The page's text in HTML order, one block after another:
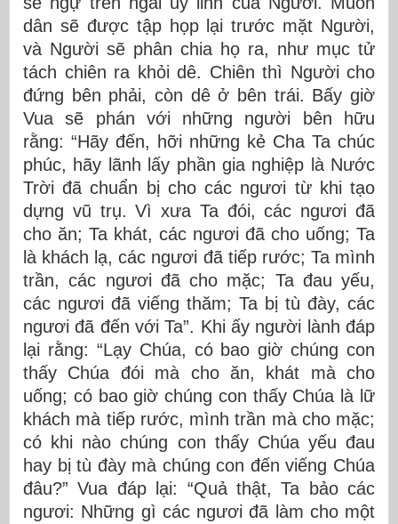
dân sẽ được tập họp lại trước mặt Người,
và Người sẽ phân chia họ ra, như mục tử
tách chiên ra khỏi dê. Chiên thì Người cho
đứng bên phải, còn dê ở bên trái. Bấy giờ
Vua sẽ phán với những người bên hữu
rằng: “Hãy đến, hỡi những kẻ Cha Ta chúc
phúc, hãy lãnh lấy phần gia nghiệp là Nước
Trời đã chuẩn bị cho các ngươi từ khi tạo
dựng vũ trụ. Vì xưa Ta đói, các ngươi đã
cho ăn; Ta khát, các ngươi đã cho uống; Ta
là khách lạ, các ngươi đã tiếp rước; Ta mình
trần, các ngươi đã cho mặc; Ta đau yếu,
các ngươi đã viếng thăm; Ta bị tù đày, các
ngươi đã đến với Ta”. Khi ấy người lành đáp
lại rằng: “Lạy Chúa, có bao giờ chúng con
thấy Chúa đói mà cho ăn, khát mà cho
uống; có bao giờ chúng con thấy Chúa là lữ
khách mà tiếp rước, mình trần mà cho mặc;
có khi nào chúng con thấy Chúa yếu đau
hay bị tù đày mà chúng con đến viếng Chúa
đâu?” Vua đáp lại: “Quả thật, Ta bảo các
ngươi: Những gì các ngươi đã làm cho một